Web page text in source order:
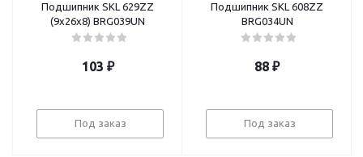
Подшипник SKL 629ZZ
(9х26х8) BRG039UN
103 ₽
Под заказ
Подшипник SKL 608ZZ
BRG034UN
88 ₽
Под заказ